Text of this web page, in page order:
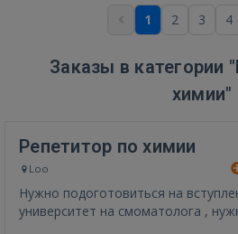
1 2 3 4
Заказы в категории
химии"
Репетитор по химии
Loo
Нужно подоготовиться на
университет на смоматолога ,